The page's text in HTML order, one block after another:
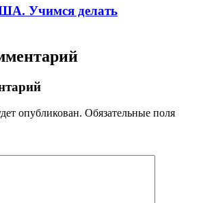
Учимся делать
опубликован. Обязательные поля